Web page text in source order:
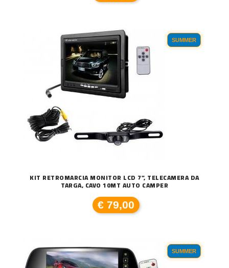
SUMMER
KIT RETROMARCIA MONITOR LCD 7", TELECAMERA DA
TARGA, CAVO 10MT AUTO CAMPER
€ 79,00
SUMMER